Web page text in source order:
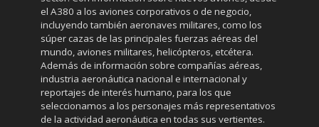
el A380 a los aviones corporativos o de negocio,
incluyendo también aeronaves militares, como los
súper cazas de las principales fuerzas aéreas del
mundo, aviones militares, helicópteros, etcétera.
Además de información sobre compañías aéreas,
industria aeronáutica nacional e internacional y
reportajes de interés humano, para los que
seleccionamos a los personajes más representativos
de la actividad aeronáutica en todas sus vertientes.